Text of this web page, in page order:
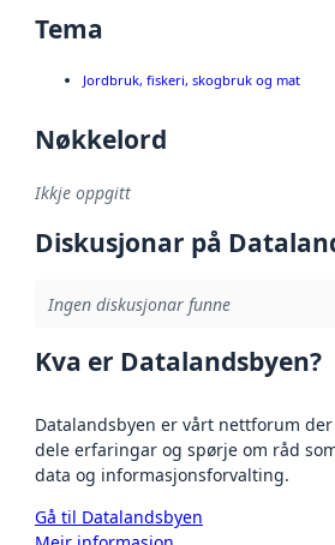
Tema
Jordbruk, fiskeri, skogbruk og mat
Nøkkelord
Ikkje oppgitt
Diskusjonar på
Ingen diskusjonar funne
Kva er Datalandsbyen?
Datalandsbyen er vårt nettforum
dele erfaringar og spørje om råd
data og informasjonsforvalting.
Gå til Datalandsbyen